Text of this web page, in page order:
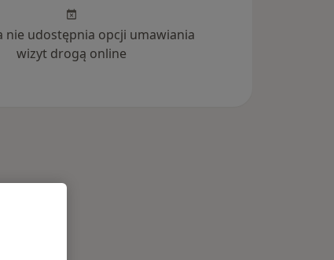
nie udostępnia opcji umawiania
wizyt drogą online